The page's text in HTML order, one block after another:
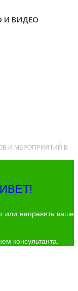
И ВИДЕО
И МЕРОПРИЯТИЙ В
или направить ваше
консультанта.